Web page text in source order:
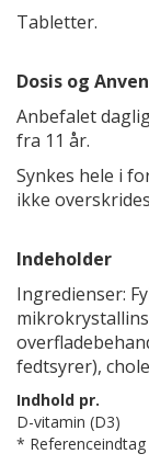
Tabletter.
Dosis og
Anbefalet
fra 11 år.
Synkes hele i
ikke
Indeholder
Ingredienser:
fedtsyrer),
Indhold pr.
D-vitamin (D3)
*